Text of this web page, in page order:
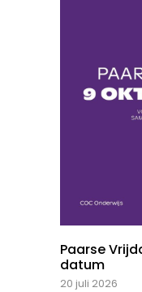
Paarse
datum
20 juli 2026